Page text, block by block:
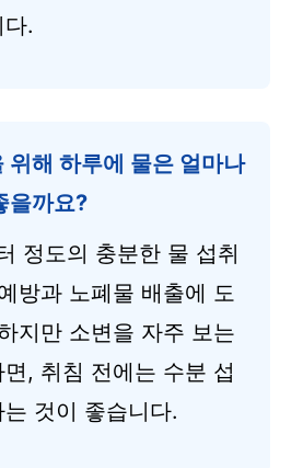
.
위해 하루에 물은 얼마나
을까요?
정도의 충분한 물 섭취
방과 노폐물 배출에 도
지만 소변을 자주 보는
, 취침 전에는 수분 섭
것이 좋습니다.